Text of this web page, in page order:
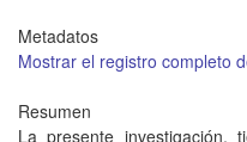
Metadatos
Mostrar el registro completo
Resumen
La presente investigación,